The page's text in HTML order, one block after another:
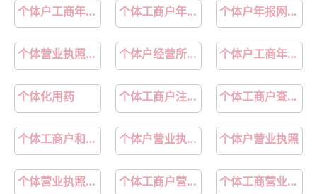
个体户工商年报网上申报入口 个体工商户年报网上申报入口 个体户年报网上申报流程
个体营业执照法人变更怎么办理 个体户经营所得税率表2024最新版 个体户工商年报网上申报入口官网
个体化用药 个体工商户注销流程及需要的资料 个体工商户查询系统入口
个体工商户和小规模纳税人的区别 个体户营业执照代办 个体户营业执照
个体营业执照网上申请 个体工商户营业执照 个体工商营业执照